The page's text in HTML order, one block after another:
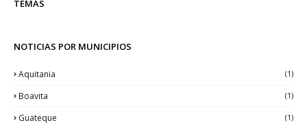
TEMAS
NOTICIAS POR MUNICIPIOS
Aquitania (1)
Boavita (1)
Guateque (1)